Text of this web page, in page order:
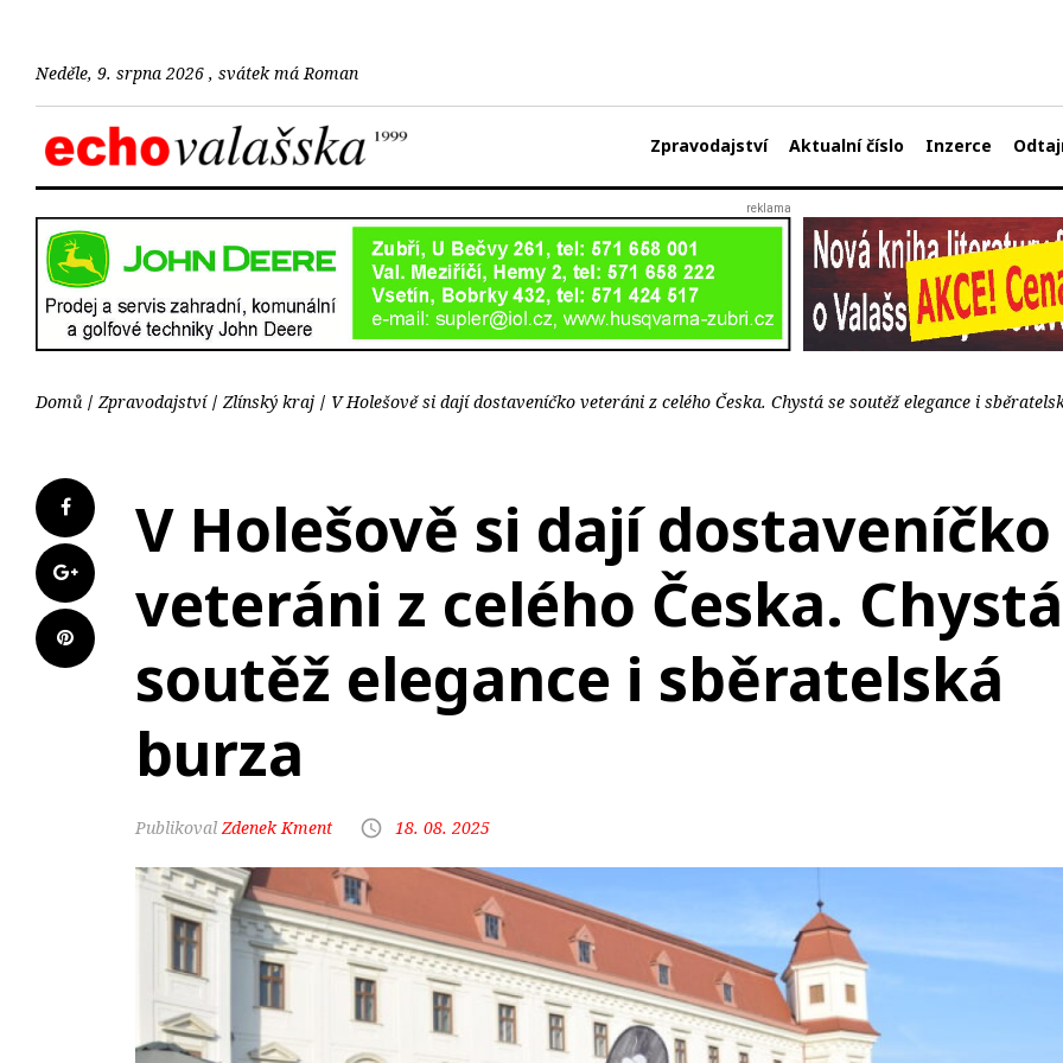
Neděle, 9. srpna 2026 , svátek má Roman
Zpravodajství Aktualní číslo Inzerce
Domů Zpravodajství Zlínský kraj V Holešově si dají dostaveníčko veteráni z celého Česka. Chystá se soutěž elegance i
V Holešově si dají dostaveníčko
veteráni z celého Česka.
soutěž elegance i sběratelská
burza
Zdenek Kment 18. 08. 2025